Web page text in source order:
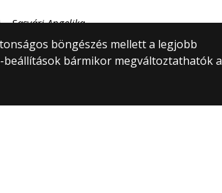
–Sasvári Angelika
böngészés mellett a legjobb
bármikor megváltoztathatók a